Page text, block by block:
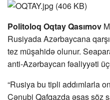
Politoloq Oqtay Qasımov
Rusiyada Azərbaycana
tez müşahidə olunur.
anti-Azərbaycan fəaliyyəti
“Rusiya bu tipli addımlarla
Cənubi Qafqazda əsas söz